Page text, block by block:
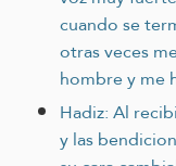
cuando se
otras veces
hombre y me
Hadiz: Al
y las